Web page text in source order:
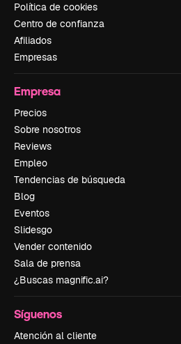
Política de cookies
Centro de confianza
Afiliados
Empresas
Empresa
Precios
Sobre nosotros
Reviews
Empleo
Tendencias de búsqueda
Blog
Eventos
Slidesgo
Vender contenido
Sala de prensa
¿Buscas magnific.ai?
Síguenos
Atención al cliente